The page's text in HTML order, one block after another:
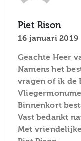
Piet Rison
16 januari 2019
Geachte Heer
Namens het
vragen of ik de
Binnenkort
Vast bedankt
Met